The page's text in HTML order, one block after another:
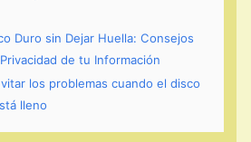
Duro sin Dejar Huella: Consejos
de tu Información
los problemas cuando el disco
lleno